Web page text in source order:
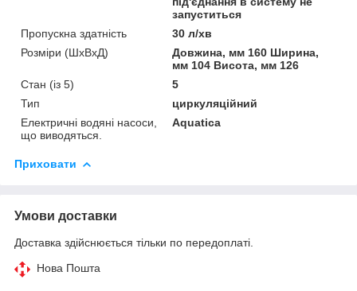
запуститься
Пропускна здатність
30 л/хв
Розміри (ШхВхД)
Довжина, мм 160 Ширина,
мм 104 Висота, мм 126
Стан (із 5)
5
Тип
циркуляційний
Електричні водяні насоси,
що виводяться.
Aquatica
Приховати
Умови доставки
Доставка здійснюється тільки по передоплаті.
Нова Пошта